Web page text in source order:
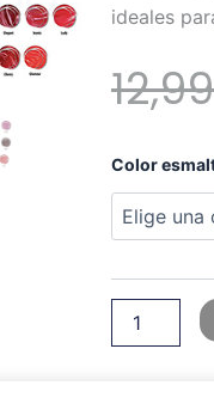
ideales
Color
Esmalte
Thuya
off
color
14ml
2